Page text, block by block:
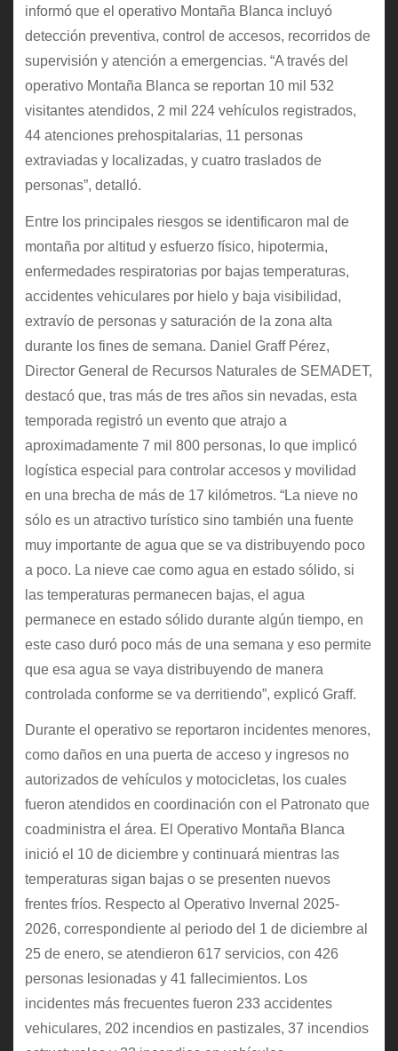
informó que el operativo Montaña Blanca incluyó
detección preventiva, control de accesos, recorridos de
supervisión y atención a emergencias. “A través del
operativo Montaña Blanca se reportan 10 mil 532
visitantes atendidos, 2 mil 224 vehículos registrados,
44 atenciones prehospitalarias, 11 personas
extraviadas y localizadas, y cuatro traslados de
personas”, detalló.
Entre los principales riesgos se identificaron mal de
montaña por altitud y esfuerzo físico, hipotermia,
enfermedades respiratorias por bajas temperaturas,
accidentes vehiculares por hielo y baja visibilidad,
extravío de personas y saturación de la zona alta
durante los fines de semana. Daniel Graff Pérez,
Director General de Recursos Naturales de SEMADET,
destacó que, tras más de tres años sin nevadas, esta
temporada registró un evento que atrajo a
aproximadamente 7 mil 800 personas, lo que implicó
logística especial para controlar accesos y movilidad
en una brecha de más de 17 kilómetros. “La nieve no
sólo es un atractivo turístico sino también una fuente
muy importante de agua que se va distribuyendo poco
a poco. La nieve cae como agua en estado sólido, si
las temperaturas permanecen bajas, el agua
permanece en estado sólido durante algún tiempo, en
este caso duró poco más de una semana y eso permite
que esa agua se vaya distribuyendo de manera
controlada conforme se va derritiendo”, explicó Graff.
Durante el operativo se reportaron incidentes menores,
como daños en una puerta de acceso y ingresos no
autorizados de vehículos y motocicletas, los cuales
fueron atendidos en coordinación con el Patronato que
coadministra el área. El Operativo Montaña Blanca
inició el 10 de diciembre y continuará mientras las
temperaturas sigan bajas o se presenten nuevos
frentes fríos. Respecto al Operativo Invernal 2025-
2026, correspondiente al periodo del 1 de diciembre al
25 de enero, se atendieron 617 servicios, con 426
personas lesionadas y 41 fallecimientos. Los
incidentes más frecuentes fueron 233 accidentes
vehiculares, 202 incendios en pastizales, 37 incendios